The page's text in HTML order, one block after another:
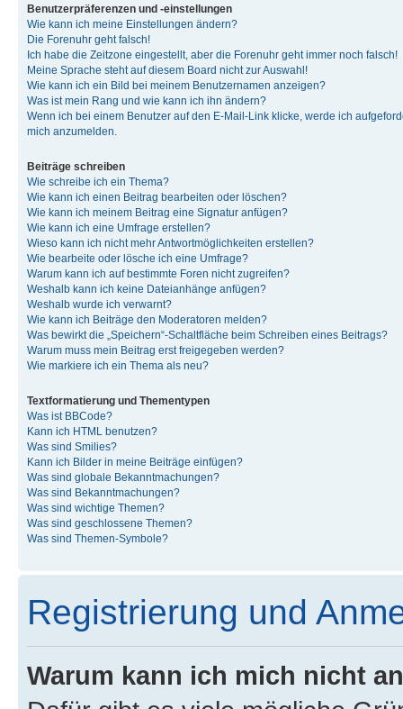
Benutzerpräferenzen und -einstellungen
Wie kann ich meine Einstellungen ändern?
Die Forenuhr geht falsch!
Ich habe die Zeitzone eingestellt, aber die Forenuhr geht immer noch falsch!
Meine Sprache steht auf diesem Board nicht zur Auswahl!
Wie kann ich ein Bild bei meinem Benutzernamen anzeigen?
Was ist mein Rang und wie kann ich ihn ändern?
Wenn ich bei einem Benutzer auf den E-Mail-Link klicke, werde ich
mich anzumelden.
Beiträge schreiben
Wie schreibe ich ein Thema?
Wie kann ich einen Beitrag bearbeiten oder löschen?
Wie kann ich meinem Beitrag eine Signatur anfügen?
Wie kann ich eine Umfrage erstellen?
Wieso kann ich nicht mehr Antwortmöglichkeiten erstellen?
Wie bearbeite oder lösche ich eine Umfrage?
Warum kann ich auf bestimmte Foren nicht zugreifen?
Weshalb kann ich keine Dateianhänge anfügen?
Weshalb wurde ich verwarnt?
Wie kann ich Beiträge den Moderatoren melden?
Was bewirkt die „Speichern“-Schaltfläche beim Schreiben eines Beitrags?
Warum muss mein Beitrag erst freigegeben werden?
Wie markiere ich ein Thema als neu?
Textformatierung und Thementypen
Was ist BBCode?
Kann ich HTML benutzen?
Was sind Smilies?
Kann ich Bilder in meine Beiträge einfügen?
Was sind globale Bekanntmachungen?
Was sind Bekanntmachungen?
Was sind wichtige Themen?
Was sind geschlossene Themen?
Was sind Themen-Symbole?
Registrierung und
Warum kann ich mich nicht